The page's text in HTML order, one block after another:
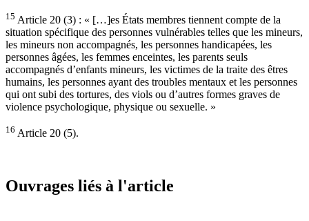
15 Article 20 (3) : « […]es États membres tiennent compte de la
situation spécifique des personnes vulnérables telles que les mineurs,
les mineurs non accompagnés, les personnes handicapées, les
personnes âgées, les femmes enceintes, les parents seuls
accompagnés d’enfants mineurs, les victimes de la traite des êtres
humains, les personnes ayant des troubles mentaux et les personnes
qui ont subi des tortures, des viols ou d’autres formes graves de
violence psychologique, physique ou sexuelle. »
16 Article 20 (5).
Ouvrages liés à l'article